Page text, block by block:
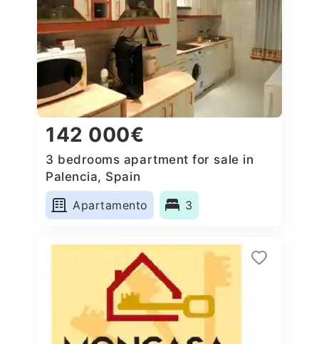
142 000€
3 bedrooms apartment for sale in
Palencia, Spain
Apartamento
3